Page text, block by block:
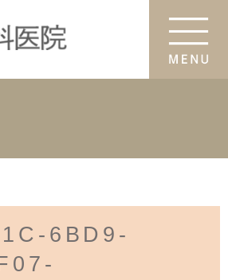
6BD9-